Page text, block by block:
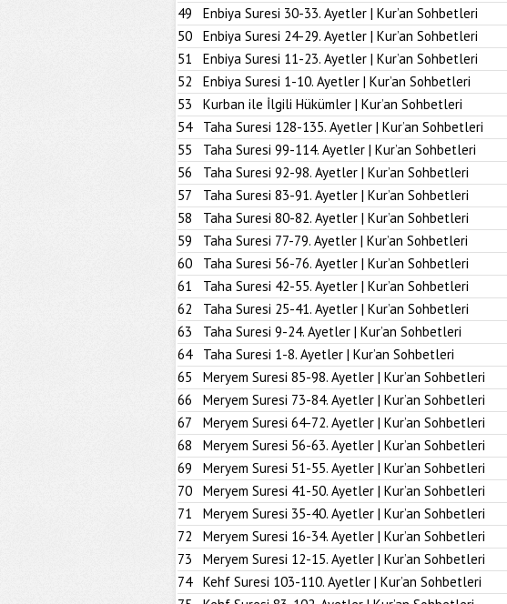
49
Enbiya Suresi 30-33. Ayetler | Kur’an Sohbetleri
50
Enbiya Suresi 24-29. Ayetler | Kur’an Sohbetleri
51
Enbiya Suresi 11-23. Ayetler | Kur’an Sohbetleri
52
Enbiya Suresi 1-10. Ayetler | Kur’an Sohbetleri
53
Kurban ile İlgili Hükümler | Kur’an Sohbetleri
54
Taha Suresi 128-135. Ayetler | Kur’an Sohbetleri
55
Taha Suresi 99-114. Ayetler | Kur’an Sohbetleri
56
Taha Suresi 92-98. Ayetler | Kur’an Sohbetleri
57
Taha Suresi 83-91. Ayetler | Kur’an Sohbetleri
58
Taha Suresi 80-82. Ayetler | Kur’an Sohbetleri
59
Taha Suresi 77-79. Ayetler | Kur’an Sohbetleri
60
Taha Suresi 56-76. Ayetler | Kur’an Sohbetleri
61
Taha Suresi 42-55. Ayetler | Kur’an Sohbetleri
62
Taha Suresi 25-41. Ayetler | Kur’an Sohbetleri
63
Taha Suresi 9-24. Ayetler | Kur’an Sohbetleri
64
Taha Suresi 1-8. Ayetler | Kur’an Sohbetleri
65
Meryem Suresi 85-98. Ayetler | Kur’an Sohbetleri
66
Meryem Suresi 73-84. Ayetler | Kur’an Sohbetleri
67
Meryem Suresi 64-72. Ayetler | Kur’an Sohbetleri
68
Meryem Suresi 56-63. Ayetler | Kur’an Sohbetleri
69
Meryem Suresi 51-55. Ayetler | Kur’an Sohbetleri
70
Meryem Suresi 41-50. Ayetler | Kur’an Sohbetleri
71
Meryem Suresi 35-40. Ayetler | Kur’an Sohbetleri
72
Meryem Suresi 16-34. Ayetler | Kur’an Sohbetleri
73
Meryem Suresi 12-15. Ayetler | Kur’an Sohbetleri
74
Kehf Suresi 103-110. Ayetler | Kur’an Sohbetleri